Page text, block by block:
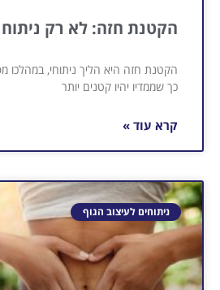
הקטנת חזה: לא רק
הקטנת חזה היא הליך ניתוחי, במהלכו
כך שממדיו יהיו קטנים יותר
קרא עוד »
ניתוחים לעיצוב הגוף